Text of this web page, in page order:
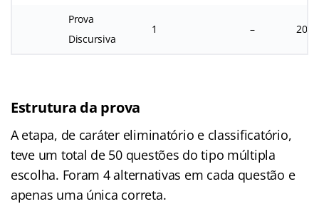
Prova
Discursiva
1 – 20
Estrutura da prova
A etapa, de caráter eliminatório e classificatório,
teve um total de 50 questões do tipo múltipla
escolha. Foram 4 alternativas em cada questão e
apenas uma única correta.